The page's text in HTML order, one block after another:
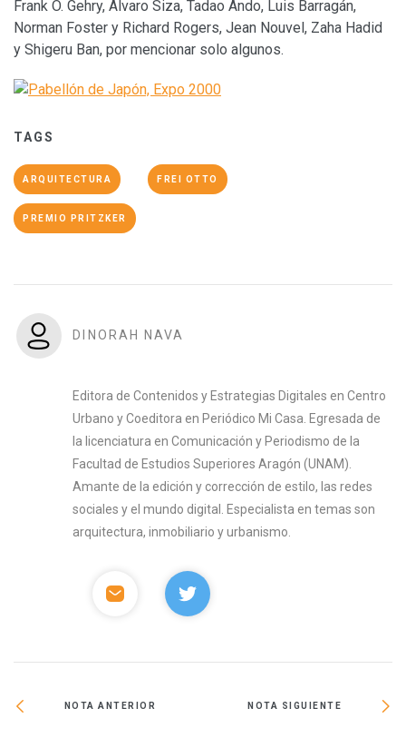
Frank O. Gehry, Álvaro Siza, Tadao Ando, Luis Barragán,
Norman Foster y Richard Rogers, Jean Nouvel, Zaha Hadid
y Shigeru Ban, por mencionar solo algunos.
TAGS
ARQUITECTURA FREI OTTO
PREMIO PRITZKER
DINORAH NAVA
Editora de Contenidos y Estrategias Digitales en Centro
Urbano y Coeditora en Periódico Mi Casa. Egresada de
la licenciatura en Comunicación y Periodismo de la
Facultad de Estudios Superiores Aragón (UNAM).
Amante de la edición y corrección de estilo, las redes
sociales y el mundo digital. Especialista en temas son
arquitectura, inmobiliario y urbanismo.
NOTA ANTERIOR NOTA SIGUIENTE